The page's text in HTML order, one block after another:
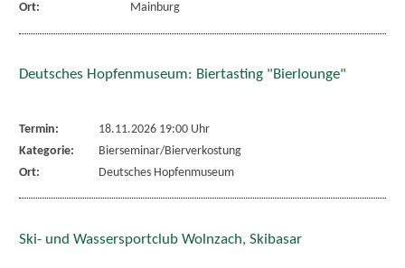
Ort:
Mainburg
Deutsches Hopfenmuseum: Biertasting "Bierlounge"
Termin:
18.11.2026 19:00 Uhr
Kategorie:
Bierseminar/Bierverkostung
Ort:
Deutsches Hopfenmuseum
Ski- und Wassersportclub Wolnzach, Skibasar